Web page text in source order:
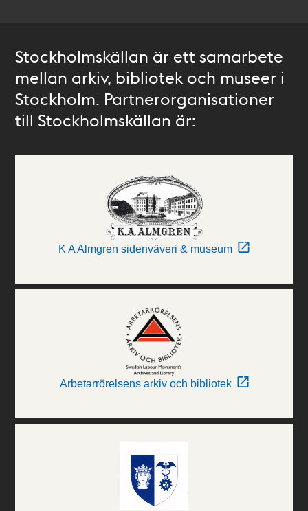
Stockholmskällan är ett samarbete
mellan arkiv, bibliotek och museer i
Stockholm. Partnerorganisationer
till Stockholmskällan är:
K A Almgren sidenväveri & museum
Arbetarrörelsens arkiv och bibliotek